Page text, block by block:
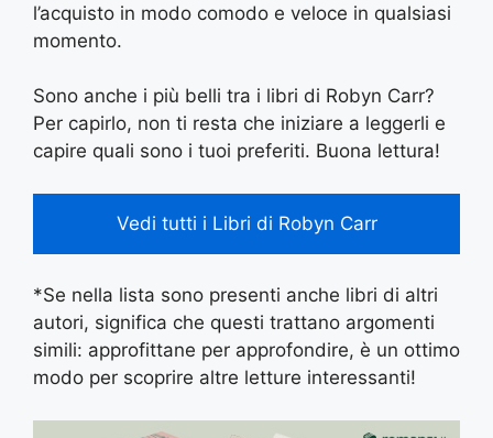
l’acquisto in modo comodo e veloce in qualsiasi
momento.
Sono anche i più belli tra i libri di Robyn Carr?
Per capirlo, non ti resta che iniziare a leggerli e
capire quali sono i tuoi preferiti. Buona lettura!
Vedi tutti i Libri di Robyn Carr
*Se nella lista sono presenti anche libri di altri
autori, significa che questi trattano argomenti
simili: approfittane per approfondire, è un ottimo
modo per scoprire altre letture interessanti!